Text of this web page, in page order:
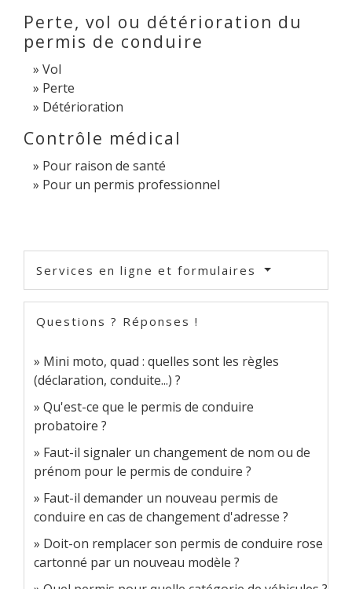
Perte, vol ou détérioration du
permis de conduire
Vol
Perte
Détérioration
Contrôle médical
Pour raison de santé
Pour un permis professionnel
Services en ligne et formulaires
Questions ? Réponses !
Mini moto, quad : quelles sont les règles
(déclaration, conduite...) ?
Qu'est-ce que le permis de conduire
probatoire ?
Faut-il signaler un changement de nom ou de
prénom pour le permis de conduire ?
Faut-il demander un nouveau permis de
conduire en cas de changement d'adresse ?
Doit-on remplacer son permis de conduire rose
cartonné par un nouveau modèle ?